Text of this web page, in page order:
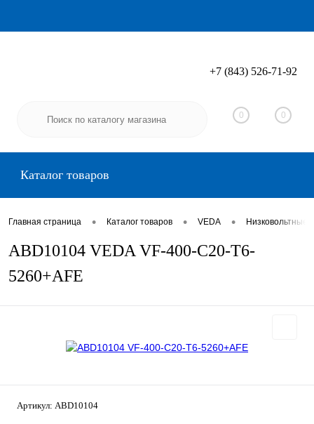
Вход Регистрация
+7 (843) 526-71-92
0 0
Каталог товаров
Главная страница • Каталог товаров • VEDA •
ABD10104 VEDA VF-400-C20-T6-
5260+AFE
Артикул: ABD10104